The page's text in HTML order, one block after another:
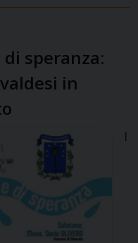
speranza:
in
I